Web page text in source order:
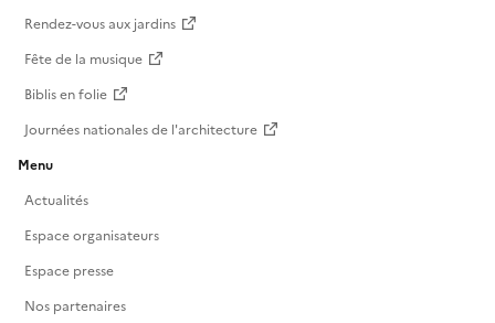
Rendez-vous aux jardins
Fête de la musique
Biblis en folie
Journées nationales de l'architecture
Menu
Actualités
Espace organisateurs
Espace presse
Nos partenaires